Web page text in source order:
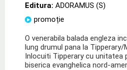
Editura: ADORAMUS (S)
promoție
O venerabila balada engleza
lung drumul pana la
Inlocuiti Tipperary cu unitatea
biserica evanghelica nord-